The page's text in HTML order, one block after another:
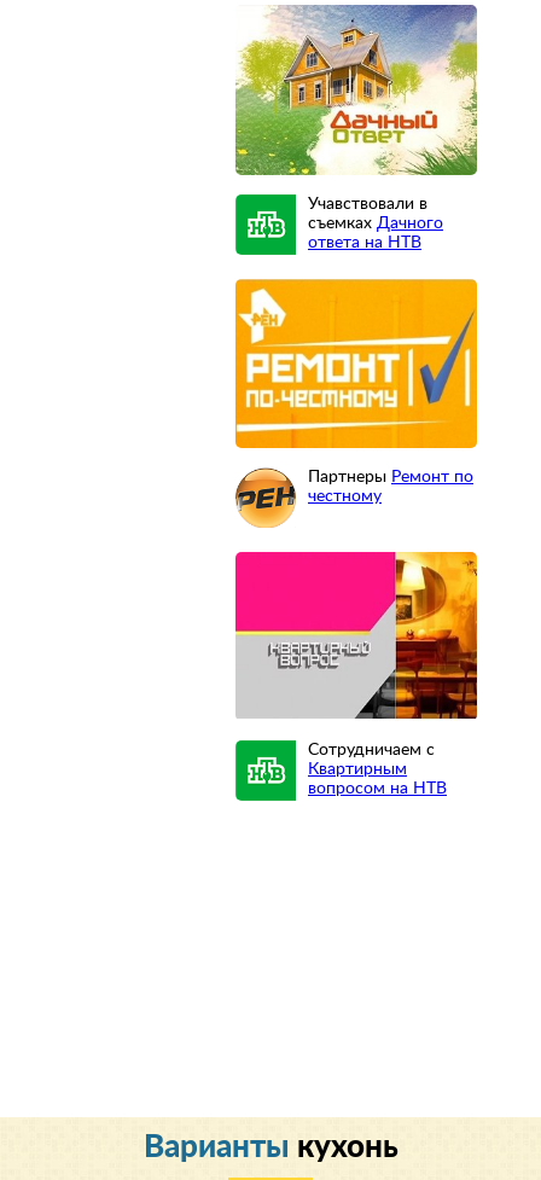
Учавствовали в
съемках Дачного
ответа на НТВ
Партнеры Ремонт по
честному
Сотрудничаем с
Квартирным
вопросом на НТВ
Варианты кухонь